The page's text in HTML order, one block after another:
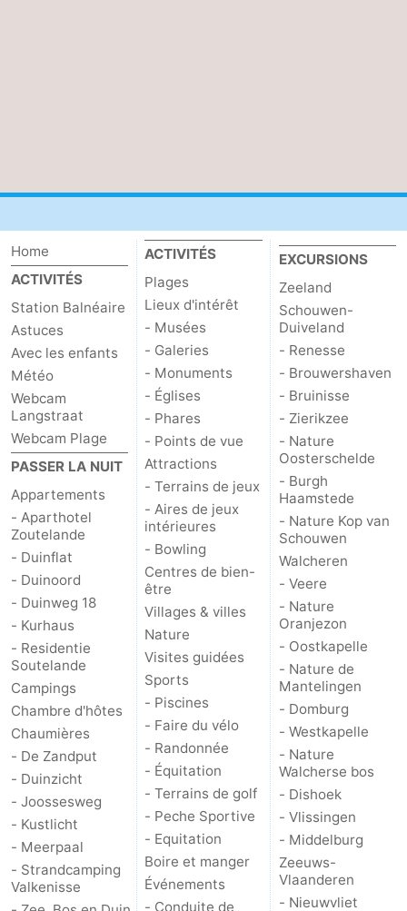
Home
ACTIVITÉS
Station Balnéaire
Astuces
Avec les enfants
Météo
Webcam
Langstraat
Webcam Plage
PASSER LA NUIT
Appartements
- Aparthotel
Zoutelande
- Duinflat
- Duinoord
- Duinweg 18
- Kurhaus
- Residentie
Soutelande
Campings
Chambre d'hôtes
Chaumières
- De Zandput
- Duinzicht
- Joossesweg
- Kustlicht
- Meerpaal
- Strandcamping
Valkenisse
ACTIVITÉS
Plages
Lieux d'intérêt
- Musées
- Galeries
- Monuments
- Églises
- Phares
- Points de vue
Attractions
- Terrains de jeux
- Aires de jeux
intérieures
- Bowling
Centres de bien-
être
Villages & villes
Nature
Visites guidées
Sports
- Piscines
- Faire du vélo
- Randonnée
- Équitation
- Terrains de golf
- Peche Sportive
- Equitation
Boire et manger
Événements
- Conduite de
EXCURSIONS
Zeeland
Schouwen-
Duiveland
- Renesse
- Brouwershaven
- Bruinisse
- Zierikzee
- Nature
Oosterschelde
- Burgh
Haamstede
- Nature Kop van
Schouwen
Walcheren
- Veere
- Nature
Oranjezon
- Oostkapelle
- Nature de
Mantelingen
- Domburg
- Westkapelle
- Nature
Walcherse bos
- Dishoek
- Vlissingen
- Middelburg
Zeeuws-
Vlaanderen
- Nieuwvliet